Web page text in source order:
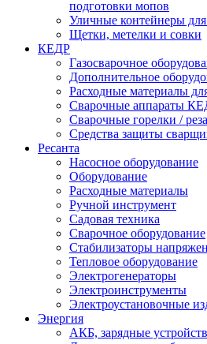
подготовки мопов
Уличные контейнеры
Щетки, метелки и совки
КЕДР
Газосварочное
Дополнительное
Расходные материалы
Сварочные аппараты
Сварочные горелки /
Средства защиты
Ресанта
Насосное оборудование
Оборудование
Расходные материалы
Ручной инструмент
Садовая техника
Сварочное оборудование
Стабилизаторы
Тепловое оборудование
Электрогенераторы
Электроинструменты
Электроустановочные
Энергия
АКБ, зарядные